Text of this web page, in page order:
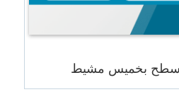
بخميس مشيط